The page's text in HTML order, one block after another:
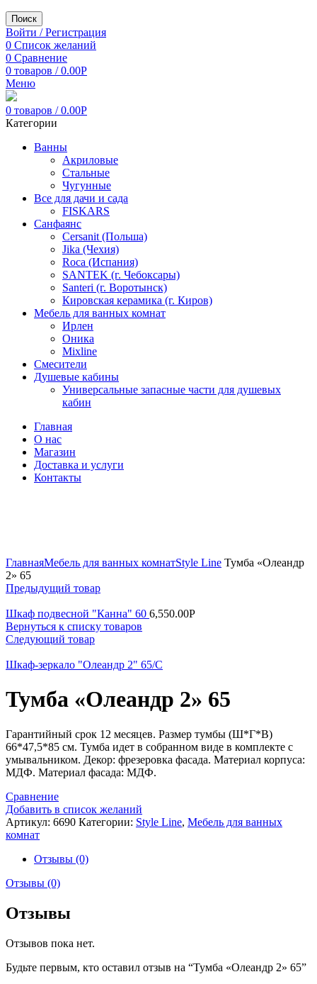
Поиск
Войти / Регистрация
0 Список желаний
0 Сравнение
0 товаров / 0.00Р
Меню
0 товаров / 0.00Р
Категории
Ванны
Акриловые
Стальные
Чугунные
Все для дачи и сада
FISKARS
Санфаянс
Cersanit (Польша)
Jika (Чехия)
Roca (Испания)
SANTEK (г. Чебоксары)
Santeri (г. Воротынск)
Кировская керамика (г. Киров)
Мебель для ванных комнат
Ирлен
Оника
Mixline
Смесители
Душевые кабины
Универсальные запасные части для душевых
кабин
Главная
О нас
Магазин
Доставка и услуги
Контакты
ГлавнаяМебель для ванных комнатStyle Line Тумба «Олеандр
2» 65
Предыдущий товар
Шкаф подвесной "Канна" 60 6,550.00Р
Вернуться к списку товаров
Следующий товар
Шкаф-зеркало "Олеандр 2" 65/С
Тумба «Олеандр 2» 65
Гарантийный срок 12 месяцев. Размер тумбы (Ш*Г*В)
66*47,5*85 см. Тумба идет в собранном виде в комплекте с
умывальником. Декор: фрезеровка фасада. Материал корпуса:
МДФ. Материал фасада: МДФ.
Сравнение
Добавить в список желаний
Артикул: 6690 Категории: Style Line, Мебель для ванных
комнат
Отзывы (0)
Отзывы (0)
Отзывы
Отзывов пока нет.
Будьте первым, кто оставил отзыв на “Тумба «Олеандр 2» 65”